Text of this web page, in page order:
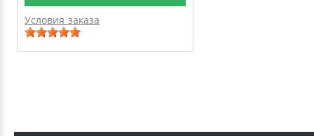
Условия заказа